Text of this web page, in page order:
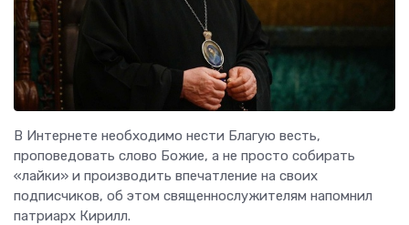
В Интернете необходимо нести Благую весть,
проповедовать слово Божие, а не просто собирать
«лайки» и производить впечатление на своих
подписчиков, об этом священнослужителям напомнил
патриарх Кирилл.